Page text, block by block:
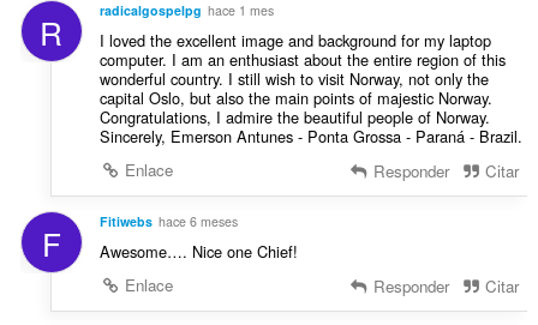
R radicalgospelpg hace 1 mes
I loved the excellent image and background for my laptop
computer. I am an enthusiast about the entire region of this
wonderful country. I still wish to visit Norway, not only the
capital Oslo, but also the main points of majestic Norway.
Congratulations, I admire the beautiful people of Norway.
Sincerely, Emerson Antunes - Ponta Grossa - Paraná - Brazil.
Enlace
Responder Citar
F Fitiwebs hace 6 meses
Awesome…. Nice one Chief!
Enlace
Responder Citar